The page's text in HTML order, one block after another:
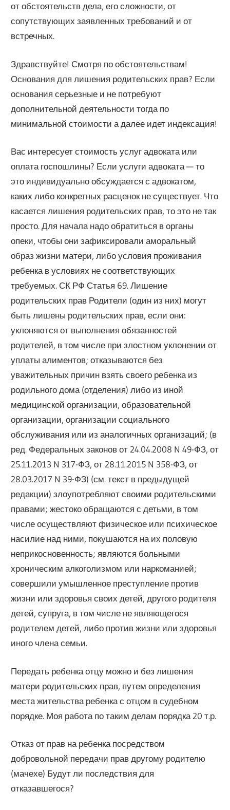
от обстоятельств дела, его сложности, от
сопутствующих заявленных требований и от
встречных.
Здравствуйте! Смотря по обстоятельствам!
Основания для лишения родительских прав? Если
основания серьезные и не потребуют
дополнительной деятельности тогда по
минимальной стоимости а далее идет индексация!
Вас интересует стоимость услуг адвоката или
оплата госпошлины? Если услуги адвоката — то
это индивидуально обсуждается с адвокатом,
каких либо конкретных расценок не существует. Что
касается лишения родительских прав, то это не так
просто. Для начала надо обратиться в органы
опеки, чтобы они зафиксировали аморальный
образ жизни матери, либо условия проживания
ребенка в условиях не соответствующих
требуемых. СК РФ Статья 69. Лишение
родительских прав Родители (один из них) могут
быть лишены родительских прав, если они:
уклоняются от выполнения обязанностей
родителей, в том числе при злостном уклонении от
уплаты алиментов; отказываются без
уважительных причин взять своего ребенка из
родильного дома (отделения) либо из иной
медицинской организации, образовательной
организации, организации социального
обслуживания или из аналогичных организаций; (в
ред. Федеральных законов от 24.04.2008 N 49-ФЗ, от
25.11.2013 N 317-ФЗ, от 28.11.2015 N 358-ФЗ, от
28.03.2017 N 39-ФЗ) (см. текст в предыдущей
редакции) злоупотребляют своими родительскими
правами; жестоко обращаются с детьми, в том
числе осуществляют физическое или психическое
насилие над ними, покушаются на их половую
неприкосновенность; являются больными
хроническим алкоголизмом или наркоманией;
совершили умышленное преступление против
жизни или здоровья своих детей, другого родителя
детей, супруга, в том числе не являющегося
родителем детей, либо против жизни или здоровья
иного члена семьи.
Передать ребенка отцу можно и без лишения
матери родительских прав, путем определения
места жительства ребенка с отцом в судебном
порядке. Моя работа по таким делам порядка 20 т.р.
Отказ от прав на ребенка посредством
добровольной передачи прав другому родителю
(мачехе) Будут ли последствия для
отказавшегося?